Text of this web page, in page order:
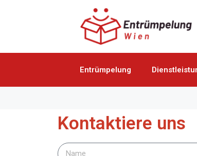
Entrümpelung
Kontaktiere uns